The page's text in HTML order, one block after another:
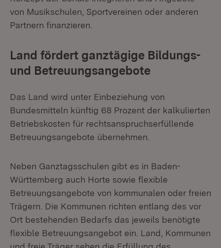
von Musikschulen, Sportvereinen oder anderen
Partnern finanzieren.
Land fördert ganztägige Bildungs-
und Betreuungsangebote
Das Land wird unter Einbeziehung von
Bundesmitteln künftig 68 Prozent der kalkulierten
Betriebskosten für rechtsanspruchserfüllende
Betreuungsangebote übernehmen.
Neben Ganztagsschulen gibt es in Baden-
Württemberg auch Horte sowie flexible
Betreuungsangebote von kommunalen oder freien
Trägern. Die Kommunen richten entlang des vor
Ort bestehenden Bedarfs das jeweils benötigte
flexible Betreuungsangebot ein. Land, Kommunen